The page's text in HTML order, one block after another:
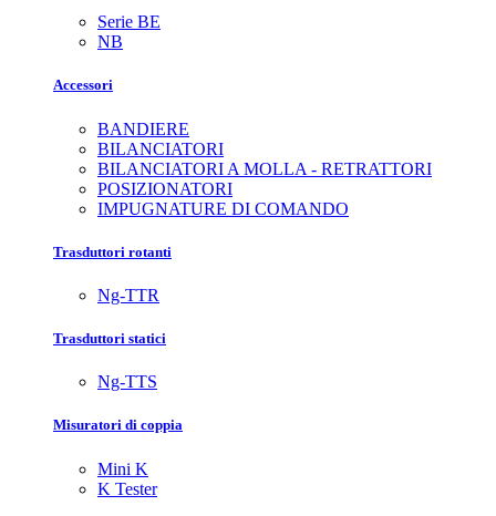
Serie BE
NB
Accessori
BANDIERE
BILANCIATORI
BILANCIATORI A MOLLA - RETRATTORI
POSIZIONATORI
IMPUGNATURE DI COMANDO
Trasduttori rotanti
Ng-TTR
Trasduttori statici
Ng-TTS
Misuratori di coppia
Mini K
K Tester